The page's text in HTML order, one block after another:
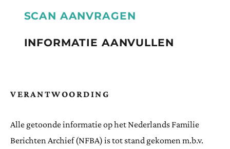
SCAN AANVRAGEN
INFORMATIE AANVULLEN
VERANTWOORDING
Alle getoonde informatie op het Nederlands Familie
Berichten Archief (NFBA) is tot stand gekomen m.b.v.